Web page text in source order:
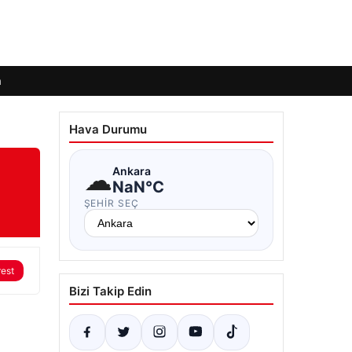
Hava Durumu
☁Ankara
NaN°C
ŞEHIR SEÇ
Bizi Takip Edin